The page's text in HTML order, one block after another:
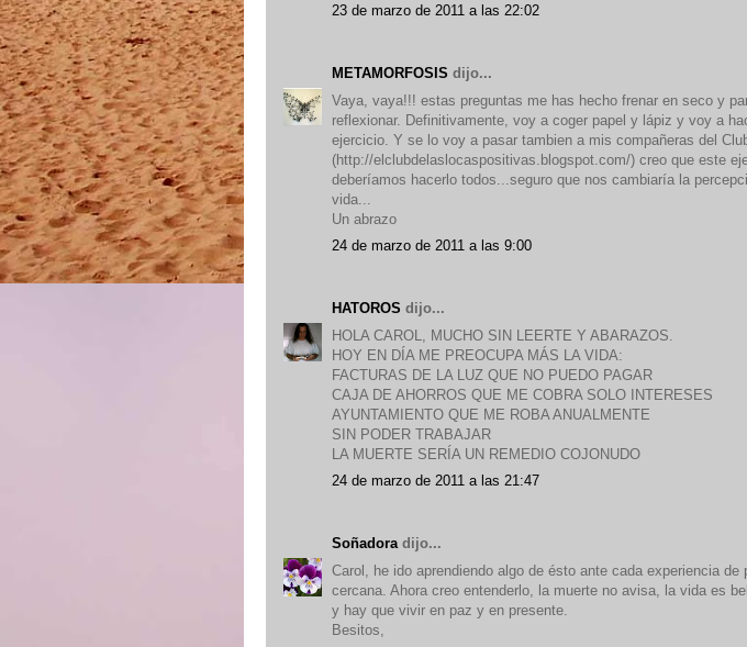
23 de marzo de 2011 a las 22:02
METAMORFOSIS dijo...
Vaya, vaya!!! estas preguntas me has hecho frenar en seco y
reflexionar. Definitivamente, voy a coger papel y lápiz y voy a
ejercicio. Y se lo voy a pasar tambien a mis compañeras del
(http://elclubdelaslocaspositivas.blogspot.com/) creo que este
deberíamos hacerlo todos...seguro que nos cambiaría la
vida...
Un abrazo
24 de marzo de 2011 a las 9:00
HATOROS dijo...
HOLA CAROL, MUCHO SIN LEERTE Y ABARAZOS.
HOY EN DÍA ME PREOCUPA MÁS LA VIDA:
FACTURAS DE LA LUZ QUE NO PUEDO PAGAR
CAJA DE AHORROS QUE ME COBRA SOLO INTERESES
AYUNTAMIENTO QUE ME ROBA ANUALMENTE
SIN PODER TRABAJAR
LA MUERTE SERÍA UN REMEDIO COJONUDO
24 de marzo de 2011 a las 21:47
Soñadoradijo...
Carol, he ido aprendiendo algo de ésto ante cada experiencia de
cercana. Ahora creo entenderlo, la muerte no avisa, la vida es
y hay que vivir en paz y en presente.
Besitos,